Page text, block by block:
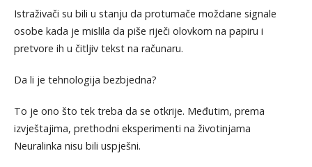
Istraživači su bili u stanju da protumače moždane signale
osobe kada je mislila da piše riječi olovkom na papiru i
pretvore ih u čitljiv tekst na računaru.
Da li je tehnologija bezbjedna?
To je ono što tek treba da se otkrije. Međutim, prema
izvještajima, prethodni eksperimenti na životinjama
Neuralinka nisu bili uspješni.